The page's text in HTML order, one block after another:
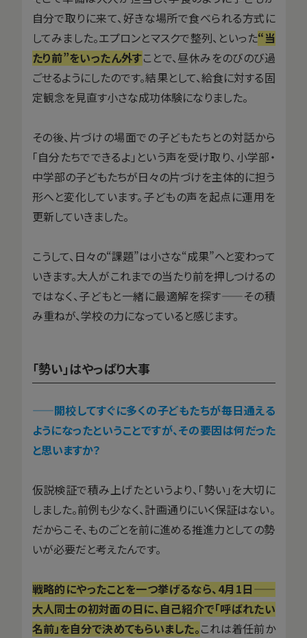
自分で取りに来て、好きな場所で食べられる方式に
してみました。エプロンとマスクで整列、といった“当
たり前”をいったん外すことで、昼休みをのびのび過
ごせるようにしたのです。結果として、給食に対する固
定観念を見直す小さな成功体験になりました。
その後、片づけの場面での子どもたちとの対話から
「自分たちでできるよ」という声を受け取り、小学部・
中学部の子どもたちが日々の片づけを主体的に担う
形へと変化しています。子どもの声を起点に運用を
更新していきました。
こうして、日々の“課題”は小さな“成果”へと変わって
いきます。大人がこれまでの当たり前を押しつけるの
ではなく、子どもと一緒に最適解を探す——その積
み重ねが、学校の力になっていると感じます。
「勢い」はやっぱり大事
——開校してすぐに多くの子どもたちが毎日通える
ようになったということですが、その要因は何だった
と思いますか？
仮説検証で積み上げたというより、「勢い」を大切に
しました。前例も少なく、計画通りにいく保証はない。
だからこそ、ものごとを前に進める推進力としての勢
いが必要だと考えたんです。
戦略的にやったことを一つ挙げるなら、4月1日——
大人同士の初対面の日に、自己紹介で「呼ばれたい
名前」を自分で決めてもらいました。これは着任前か